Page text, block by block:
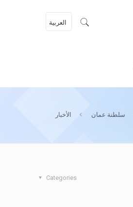
العربية
سلطنة عمان الأخبار
Categories